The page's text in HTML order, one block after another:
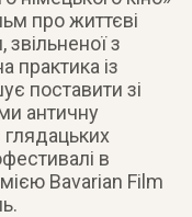
про життєві
звільненої з
практика із
поставити зі
античну
глядацьких
в
Bavarian Film